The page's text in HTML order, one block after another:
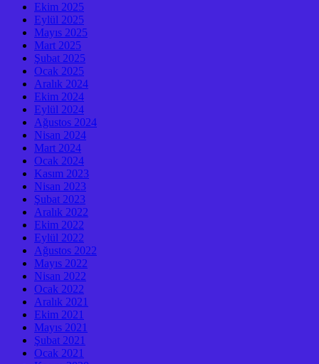
Ekim 2025
Eylül 2025
Mayıs 2025
Mart 2025
Şubat 2025
Ocak 2025
Aralık 2024
Ekim 2024
Eylül 2024
Ağustos 2024
Nisan 2024
Mart 2024
Ocak 2024
Kasım 2023
Nisan 2023
Şubat 2023
Aralık 2022
Ekim 2022
Eylül 2022
Ağustos 2022
Mayıs 2022
Nisan 2022
Ocak 2022
Aralık 2021
Ekim 2021
Mayıs 2021
Şubat 2021
Ocak 2021